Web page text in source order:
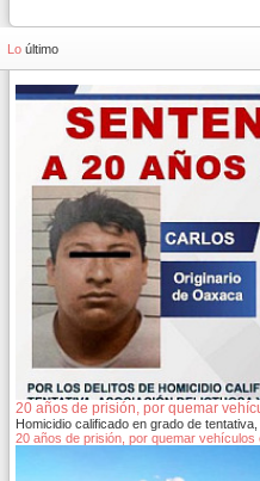
Lo último
20 años de prisión, por quemar
Homicidio calificado en grado de
20 años de prisión, por quemar vehículos